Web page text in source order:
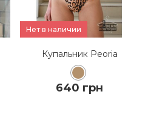
Нет в наличии
Купальник Peoria
640 грн